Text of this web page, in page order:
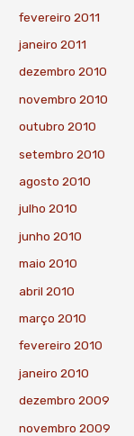
fevereiro 2011
janeiro 2011
dezembro 2010
novembro 2010
outubro 2010
setembro 2010
agosto 2010
julho 2010
junho 2010
maio 2010
abril 2010
março 2010
fevereiro 2010
janeiro 2010
dezembro 2009
novembro 2009